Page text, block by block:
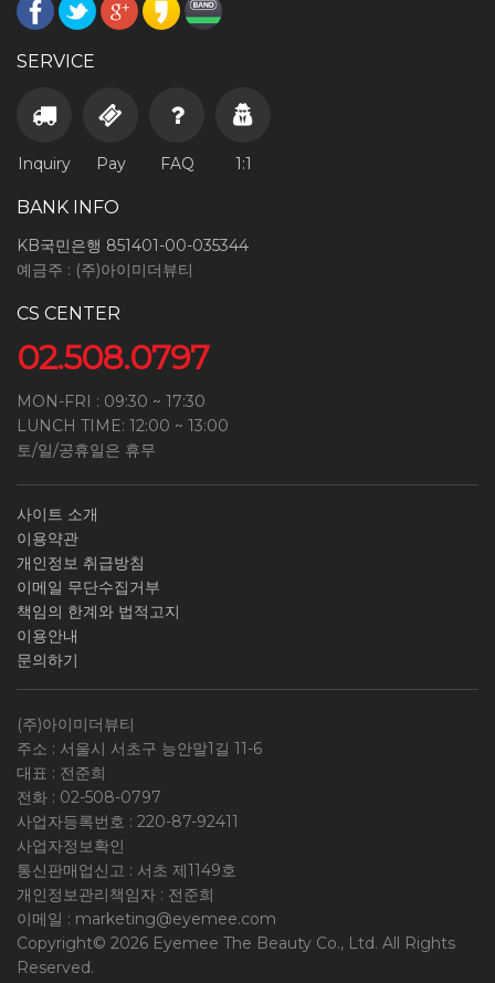
SERVICE
Inquiry Pay FAQ 1:1
BANK INFO
KB국민은행 851401-00-035344
예금주 : (주)아이미더뷰티
CS CENTER
02.508.0797
MON-FRI : 09:30 ~ 17:30
LUNCH TIME: 12:00 ~ 13:00
토/일/공휴일은 휴무
사이트 소개
이용약관
개인정보 취급방침
이메일 무단수집거부
책임의 한계와 법적고지
이용안내
문의하기
(주)아이미더뷰티
주소 : 서울시 서초구 능안말1길 11-6
대표 : 전준희
전화 : 02-508-0797
사업자등록번호 : 220-87-92411
사업자정보확인
통신판매업신고 : 서초 제1149호
개인정보관리책임자 : 전준희
이메일 : marketing@eyemee.com
Copyright© 2026 Eyemee The Beauty Co., Ltd. All Rights
Reserved.